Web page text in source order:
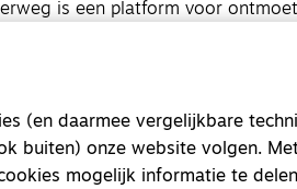
is een platform voor
nummer 33277063
INGB 0117 5827 86
(en daarmee vergelijkbare
buiten) onze website volgen.
mogelijk informatie te